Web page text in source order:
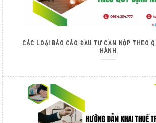
CÁC LOẠI BÁO CÁO ĐẦU TƯ CẦN NỘP THEO
HÀNH